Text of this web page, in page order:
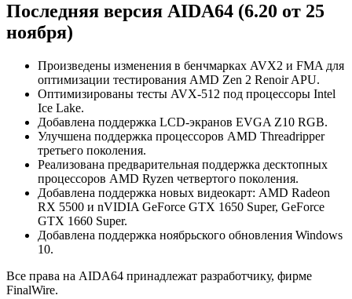
Последняя версия AIDA64 (6.20 от 25
ноября)
Произведены изменения в бенчмарках AVX2 и FMA для
оптимизации тестирования AMD Zen 2 Renoir APU.
Оптимизированы тесты AVX-512 под процессоры Intel
Ice Lake.
Добавлена поддержка LCD-экранов EVGA Z10 RGB.
Улучшена поддержка процессоров AMD Threadripper
третьего поколения.
Реализована предварительная поддержка десктопных
процессоров AMD Ryzen четвертого поколения.
Добавлена поддержка новых видеокарт: AMD Radeon
RX 5500 и nVIDIA GeForce GTX 1650 Super, GeForce
GTX 1660 Super.
Добавлена поддержка ноябрьского обновления Windows
10.
Все права на AIDA64 принадлежат разработчику, фирме
FinalWire.